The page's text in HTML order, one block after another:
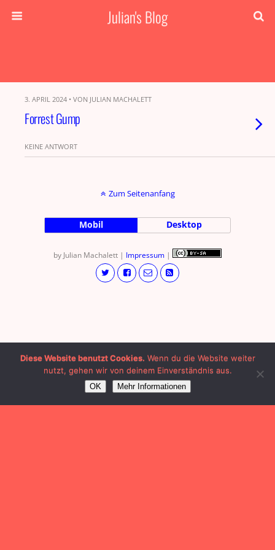
Julian's Blog
3. APRIL 2024 • VON JULIAN MACHALETT
Forrest Gump
KEINE ANTWORT
Zum Seitenanfang
Mobil Desktop
by Julian Machalett | Impressum |
Diese Website benutzt Cookies. Wenn du die Website weiter
nutzt, gehen wir von deinem Einverständnis aus.
OK Mehr Informationen